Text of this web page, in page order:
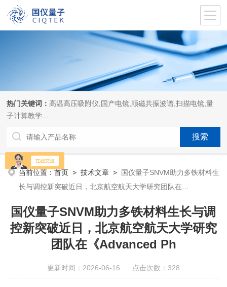
热门关键词： 高温高压吸附仪,国产电镜,顺磁共振波谱,扫描电镜,量
子计算教学...
当前位置：首页 >技术文章 > 国仪量子SNVM助力多铁材料生
长与调控新突破近日，北京航空航天大学研究团队在
国仪量子SNVM助力多铁材料生长与调
控新突破近日，北京航空航天大学研究
团队在《Advanced Ph
更新时间：2026-06-16 点击次数：328